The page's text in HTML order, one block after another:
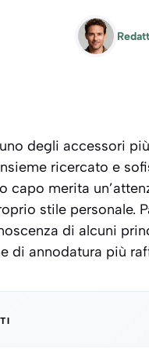
degli accessori
ricercato e
capo merita
stile personale.
di alcuni
di annodatura più